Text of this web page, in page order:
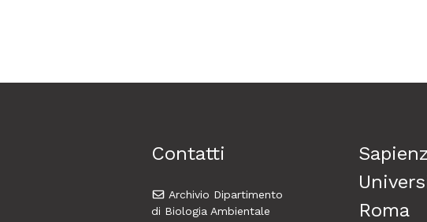
Contatti
Archivio Dipartimento
di Biologia Ambientale
Roma